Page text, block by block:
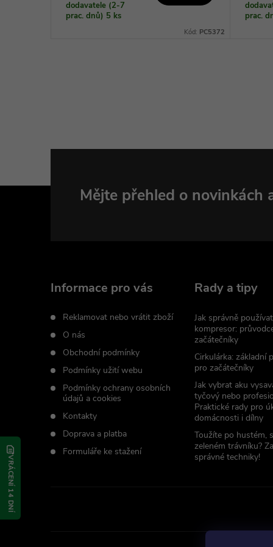
dodavatele (2-7
prac. dnů) 5 ks
Kód: PC5372
prac.
Mějte přehled o novinkách
Informace pro vás
Reklamovat nebo vrátit zboží
O nás
Obchodní podmínky
Podmínky užití webu
Podmínky ochrany osobních
údajů a cookies
Kontakty
Doprava a platba
Formuláře ke stažení
Rady a tipy
Jak správně
kompresor:
začátečníky
Cirkulárka: základní
pro začátečníky
Jak vybrat aku
tyčový nebo
Praktické rady pro
domácnosti i dílny
Toužíte po hustém,
zeleném trávníku?
správné techniky!
VRÁCENÍ 14 DNÍ